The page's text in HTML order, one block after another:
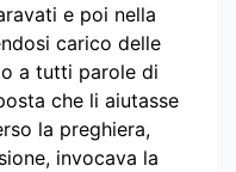
e poi nella
carico delle
a tutti parole di
che li aiutasse
la preghiera,
invocava la